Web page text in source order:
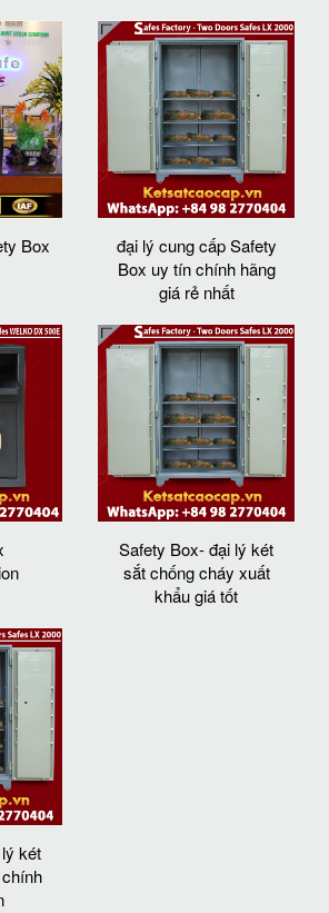
Box
đại lý cung cấp Safety
Box uy tín chính hãng
giá rẻ nhất
Safety Box- đại lý két
sắt chống cháy xuất
khẩu giá tốt
két